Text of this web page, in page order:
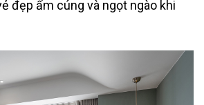
đẹp ấm cúng và ngọt ngào khi